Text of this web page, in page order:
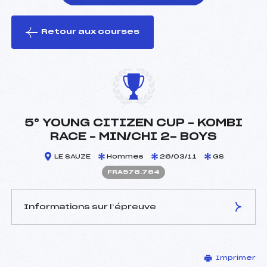
le ski
Retour aux courses
5° YOUNG CITIZEN CUP – KOMBI
RACE – MIN/CHI 2- BOYS
LE SAUZE Hommes 26/03/11 GS
FRA576.764
Informations sur l’épreuve
MASCIA MARIO (FRA)
Imprimer